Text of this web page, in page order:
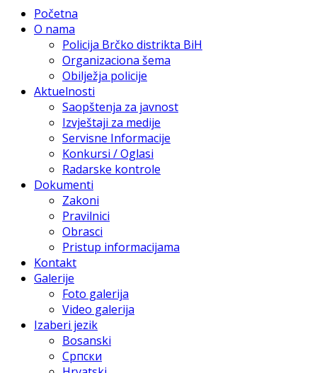
Početna
O nama
Policija Brčko distrikta BiH
Organizaciona šema
Obilježja policije
Aktuelnosti
Saopštenja za javnost
Izvještaji za medije
Servisne Informacije
Konkursi / Oglasi
Radarske kontrole
Dokumenti
Zakoni
Pravilnici
Obrasci
Pristup informacijama
Kontakt
Galerije
Foto galerija
Video galerija
Izaberi jezik
Bosanski
Српски